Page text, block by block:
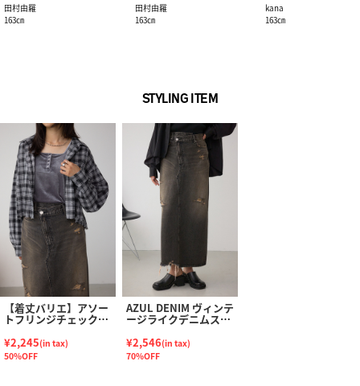
田村由羅
163㎝
田村由羅
163㎝
kana
163㎝
STYLING ITEM
【着丈バリエ】アソー
トフリンジチェックシ
ャツ
¥2,245(in tax)
50%OFF
AZUL DENIM ヴィンテ
ージライクデニムスカ
¥2,546(in tax)
70%OFF